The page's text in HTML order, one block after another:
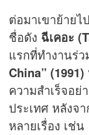
ต่อมาเขาย้ายไ
ชื่อดัง ฉีเคอะ
แรกที่ทำงานร่
China” (1991)
ความสำเร็จอย่
ประเทศ หลังจ
หลายเรื่อง เช่น